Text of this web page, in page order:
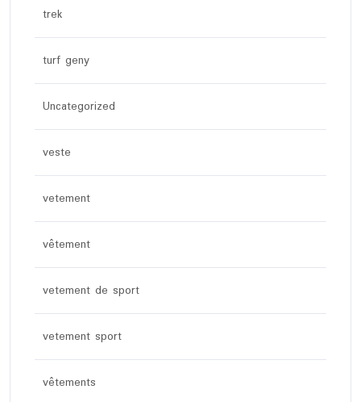
trek
turf geny
Uncategorized
veste
vetement
vêtement
vetement de sport
vetement sport
vêtements